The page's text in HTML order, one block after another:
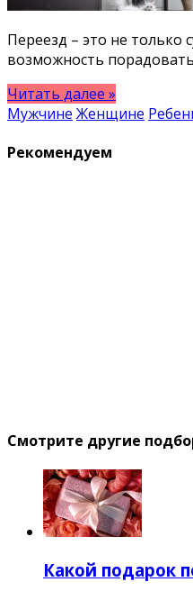
Переезд – это не только
возможность
Читать далее »
Мужчине Женщине
Рекомендуем
Смотрите другие
Какой подарок